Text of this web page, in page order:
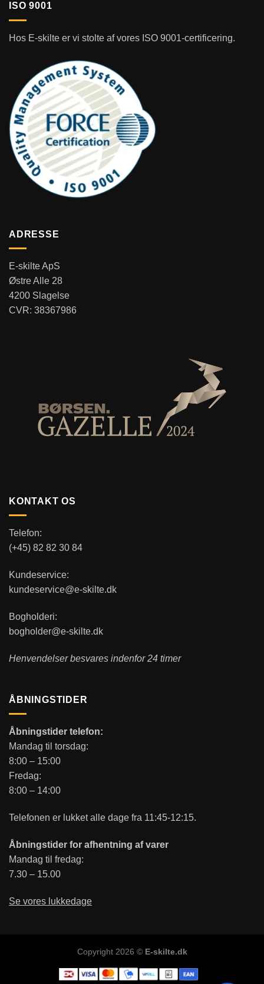
ISO 9001
Hos E-skilte er vi stolte af vores ISO 9001-certificering.
ADRESSE
E-skilte ApS
Østre Alle 28
4200 Slagelse
CVR: 38367986
KONTAKT OS
Telefon:
(+45) 82 82 30 84
Kundeservice:
kundeservice@e-skilte.dk
Bogholderi:
bogholder@e-skilte.dk
Henvendelser besvares indenfor 24 timer
ÅBNINGSTIDER
Åbningstider telefon:
Mandag til torsdag:
8:00 – 15:00
Fredag:
8:00 – 14:00
Telefonen er lukket alle dage fra 11:45-12:15.
Åbningstider for afhentning af varer
Mandag til fredag:
7.30 – 15.00
Se vores lukkedage
Copyright 2026 © E-skilte.dk